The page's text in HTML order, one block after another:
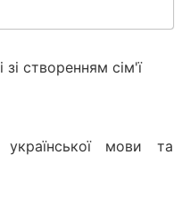
зі створенням сім'ї
мови та